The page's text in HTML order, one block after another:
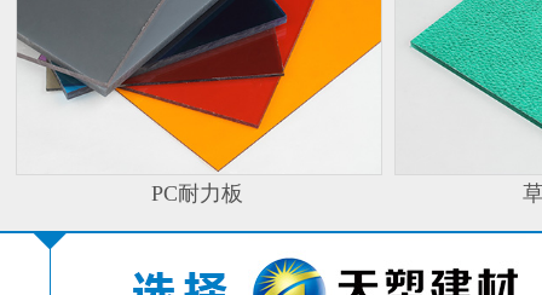
PC耐力板